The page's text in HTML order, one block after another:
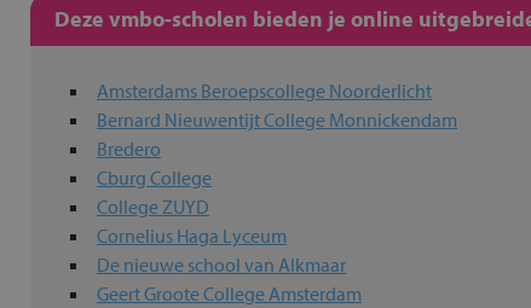
Deze vmbo-scholen bieden je online
Amsterdams Beroepscollege Noorderlicht
Bernard Nieuwentijt College Monnickendam
Bredero
Cburg College
College ZUYD
Cornelius Haga Lyceum
De nieuwe school van Alkmaar
Geert Groote College Amsterdam